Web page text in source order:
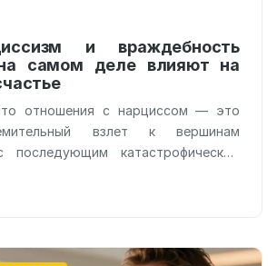
и враждебность
самом деле влияют на
отношения с нарциссом — это
взлет к вершинам
последующим катастрофическим